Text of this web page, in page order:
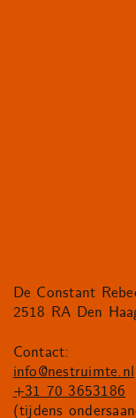
De Constant
2518 RA Den
Contact:
info@nestruimte.nl
+31 70 3653186
(tijdens